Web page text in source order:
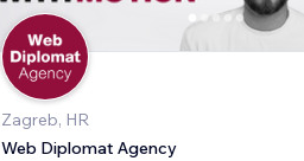
Zagreb, HR
Web Diplomat Agency